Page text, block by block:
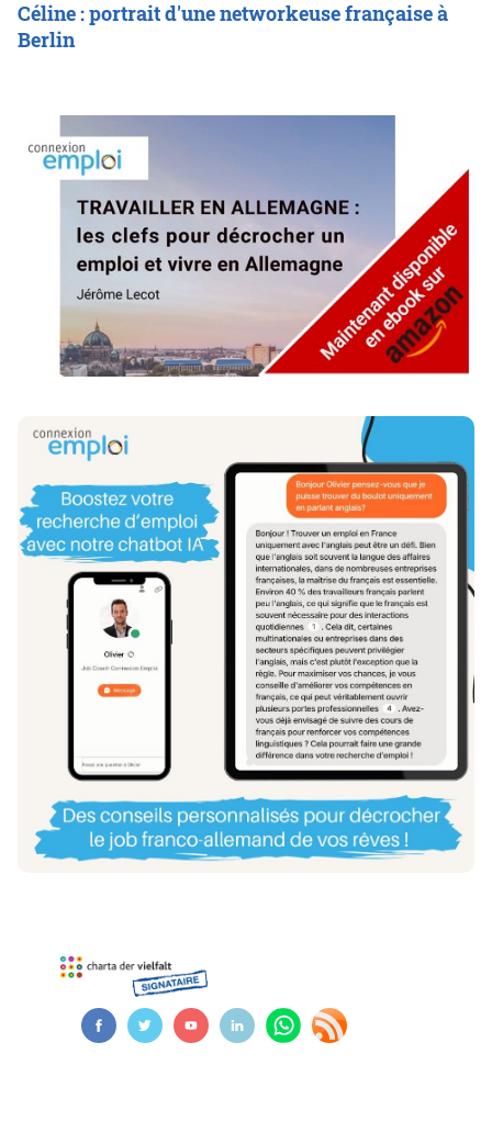
Céline : portrait d'une networkeuse française à
Berlin